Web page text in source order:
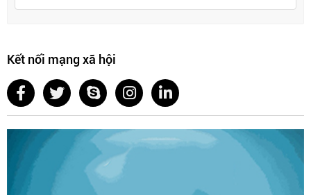
Kết nối mạng xã hội